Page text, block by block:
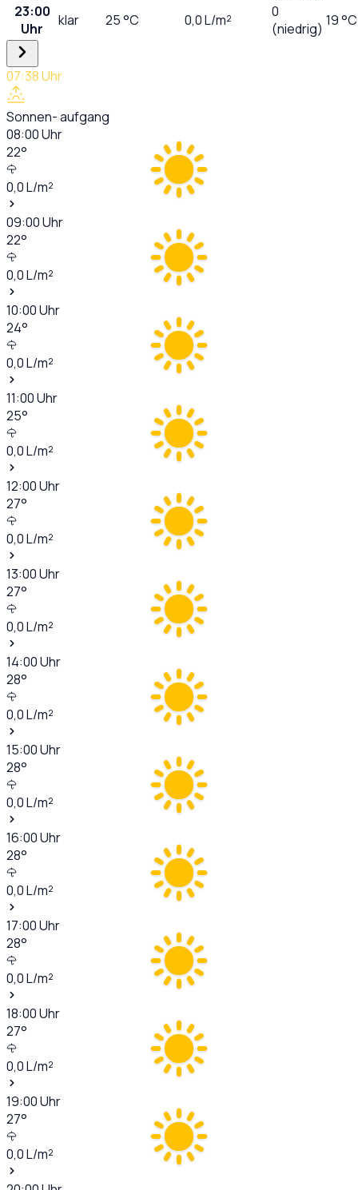
23:00
Uhr
klar 25°C 0,0L/m²
0
(niedrig) 19 °C
07:38Uhr
Sonnen- aufgang
08:00Uhr
22°
0,0L/m²
09:00Uhr
22°
0,0L/m²
10:00Uhr
24°
0,0L/m²
11:00Uhr
25°
0,0L/m²
12:00Uhr
27°
0,0L/m²
13:00Uhr
27°
0,0L/m²
14:00Uhr
28°
0,0L/m²
15:00Uhr
28°
0,0L/m²
16:00Uhr
28°
0,0L/m²
17:00Uhr
28°
0,0L/m²
18:00Uhr
27°
0,0L/m²
19:00Uhr
27°
0,0L/m²